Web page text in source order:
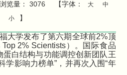
浏览量： 3076 【字体： 大
中
小
】
大学发布了第六期全球前2%顶
2% Scientists）。国际食品
白结构与功能调控创新团队王
学影响力榜单”，并再次入围“年